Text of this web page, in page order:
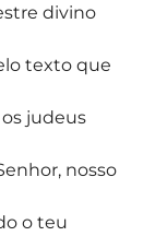
divino
texto que
judeus
nosso
o teu